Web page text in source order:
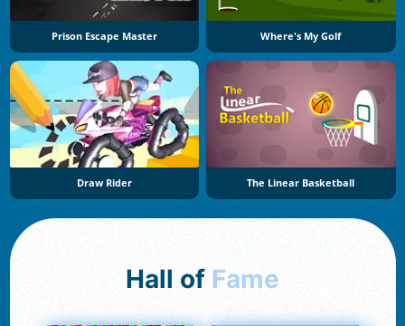
Prison Escape Master Where's My Golf
Draw Rider The Linear Basketball
Hall of Fame